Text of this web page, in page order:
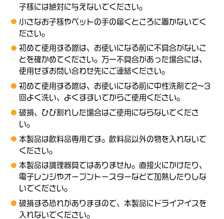
子様には絶対に与えないでください。
小さなお子様やペットの手の届くところに置かないでく
ださい。
初めて使用する際は、お使いになる前に不具合がないこ
とを確かめてください。万一不具合があった場合には、
使用せずお問い合わせ先にご連絡ください。
初めて使用する際は、お使いになる前に中性洗剤で2～3
回よく洗い、よくすすいでからご使用ください。
破損、ひび割れした場合はご使用にならないでくださ
い。
本製品は飲料品専用です。飲料品以外の物を入れないで
ください。
本製品は調理器具ではありません。直接火にかけたり、
電子レンジやオーブントースターなどで加熱したりしな
いでください。
破損する恐れがありますので、本製品にドライアイスを
入れないでください。